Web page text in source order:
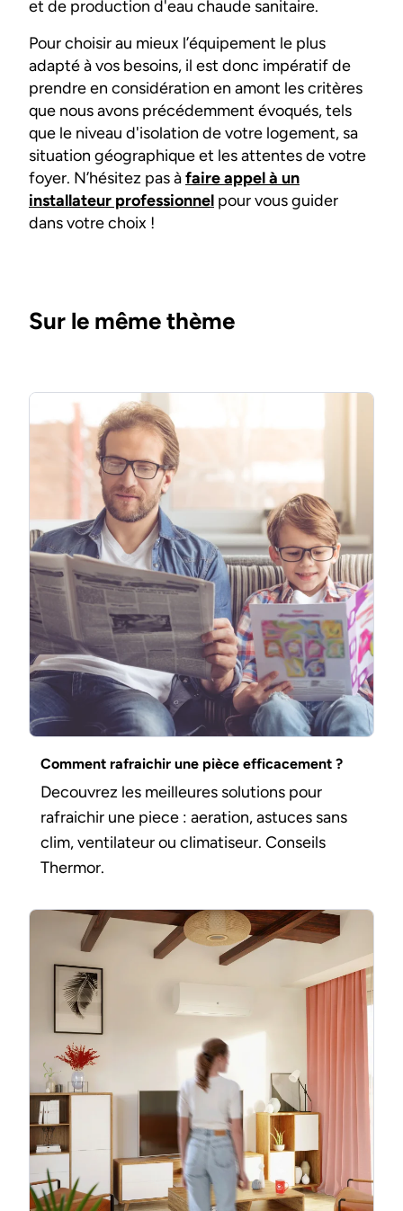
et de production d'eau chaude sanitaire.
Pour choisir au mieux l’équipement le plus
adapté à vos besoins, il est donc impératif de
prendre en considération en amont les critères
que nous avons précédemment évoqués, tels
que le niveau d'isolation de votre logement, sa
situation géographique et les attentes de votre
foyer. N’hésitez pas àfaire appel à un
installateur professionnel pour vous guider
dans votre choix !
Sur le même thème
Comment rafraichir une pièce efficacement ?
Decouvrez les meilleures solutions pour
rafraichir une piece : aeration, astuces sans
clim, ventilateur ou climatiseur. Conseils
Thermor.